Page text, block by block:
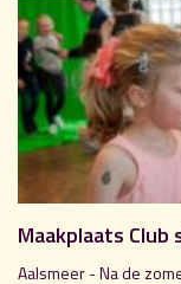
Maakplaats
Aalsmeer - Na de